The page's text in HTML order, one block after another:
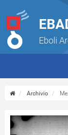
Eboli
Archivio